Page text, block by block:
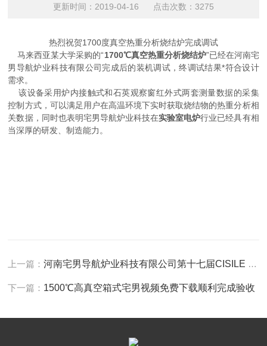
更新时间：2019-04-16 点击次数：3275
热烈祝贺1700度真空热重分析烧结炉完成调试
马来西亚某大学采购的“1700℃真空热重分析烧结炉”已经在河南宅
男导航炉业科技有限公司完成后的装机调试，终调试结果*符合设计
需求。
该设备采用炉内接触式和石英观察窗红外式两套测量数据的采集
控制方式，可以满足用户在高温环境下实时获取烧结物的热重分析相
关数据，同时也表明宅男导航炉业科技在实验室电炉行业已经具有相
当深厚的研发、制造能力。
上一篇：河南宅男导航炉业科技有限公司第十七届CISILE 展会圆满结束
下一篇： 1500℃高真空箱式宅男视频免费下载顺利完成验收